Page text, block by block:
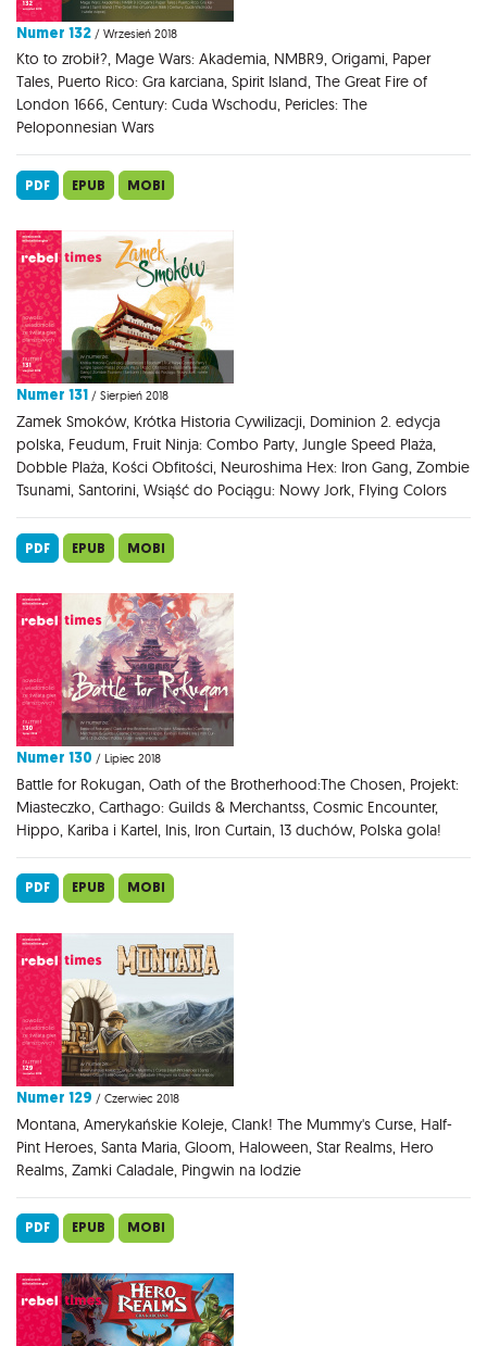
Numer 132 / Wrzesień 2018
Kto to zrobił?, Mage Wars: Akademia, NMBR9, Origami, Paper
Tales, Puerto Rico: Gra karciana, Spirit Island, The Great Fire of
London 1666, Century: Cuda Wschodu, Pericles: The
Peloponnesian Wars
PDF EPUB MOBI
Numer 131 / Sierpień 2018
Zamek Smoków, Krótka Historia Cywilizacji, Dominion 2. edycja
polska, Feudum, Fruit Ninja: Combo Party, Jungle Speed Plaża,
Dobble Plaża, Kości Obfitości, Neuroshima Hex: Iron Gang, Zombie
Tsunami, Santorini, Wsiąść do Pociągu: Nowy Jork, Flying Colors
PDF EPUB MOBI
Numer 130 / Lipiec 2018
Battle for Rokugan, Oath of the Brotherhood:The Chosen, Projekt:
Miasteczko, Carthago: Guilds & Merchantss, Cosmic Encounter,
Hippo, Kariba i Kartel, Inis, Iron Curtain, 13 duchów, Polska gola!
PDF EPUB MOBI
Numer 129 / Czerwiec 2018
Montana, Amerykańskie Koleje, Clank! The Mummy's Curse, Half-
Pint Heroes, Santa Maria, Gloom, Haloween, Star Realms, Hero
Realms, Zamki Caladale, Pingwin na lodzie
PDF EPUB MOBI